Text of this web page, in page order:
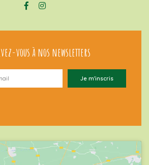
vous à nos newsletters